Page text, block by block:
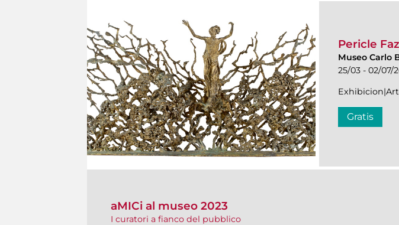
Pericle
Museo Carlo
25/03 - 02/07/
Gratis
aMICi al museo 2023
I curatori a fianco del pubblico